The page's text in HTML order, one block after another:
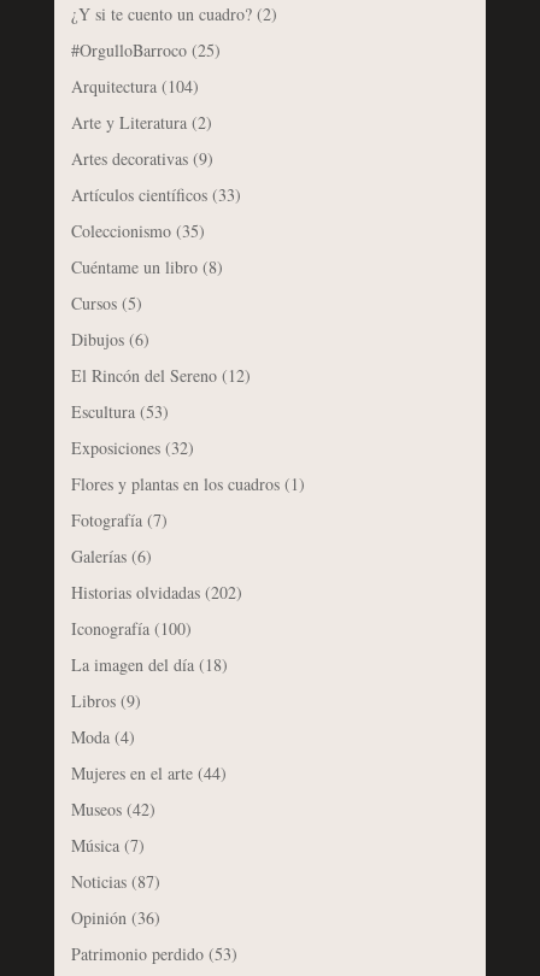
¿Y si te cuento un cuadro?(2)
#OrgulloBarroco(25)
Arquitectura(104)
Arte y Literatura(2)
Artes decorativas(9)
Artículos científicos(33)
Coleccionismo(35)
Cuéntame un libro(8)
Cursos(5)
Dibujos(6)
El Rincón del Sereno(12)
Escultura(53)
Exposiciones(32)
Flores y plantas en los cuadros(1)
Fotografía(7)
Galerías(6)
Historias olvidadas(202)
Iconografía(100)
La imagen del día(18)
Libros(9)
Moda(4)
Mujeres en el arte(44)
Museos(42)
Música(7)
Noticias(87)
Opinión (36)
Patrimonio perdido(53)